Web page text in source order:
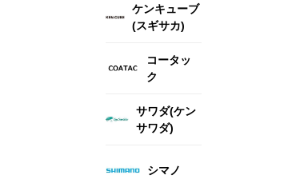
ケンキューブ
(スギサカ)
コータッ
ク
サワダ(ケン
サワダ)
シマノ